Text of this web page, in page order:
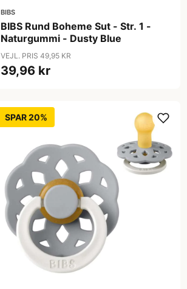
BIBS
BIBS Rund Boheme Sut - Str. 1 -
Naturgummi - Dusty Blue
VEJL. PRIS 49,95 KR
39,96 kr
SPAR 20%